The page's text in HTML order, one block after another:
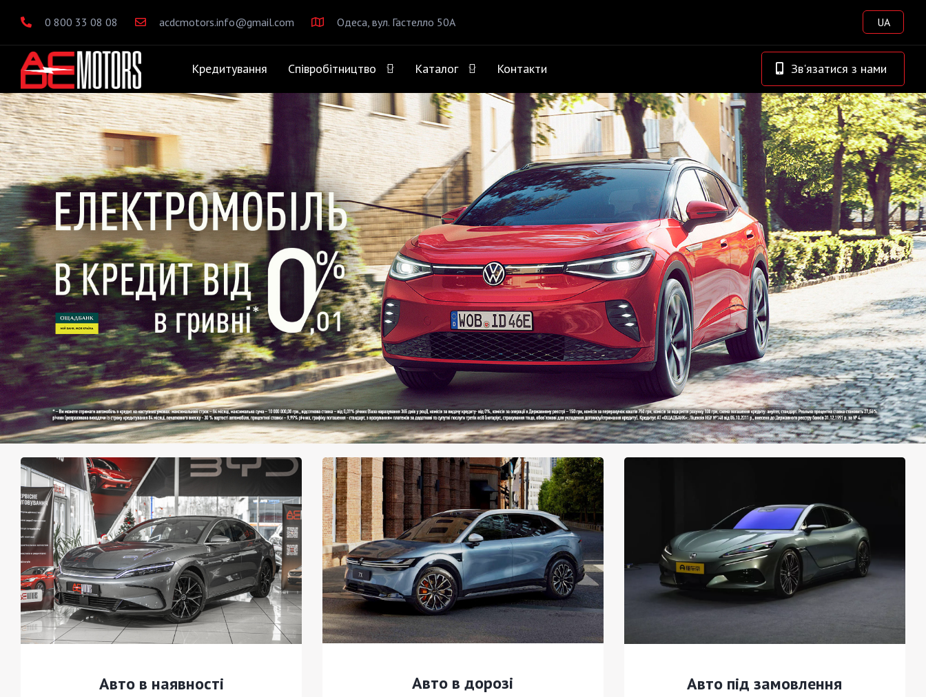
0 800 33 08 08 acdcmotors.info@gmail.com Одеса, вул. Гастелло 50А UA
Кредитування Співробітництво Каталог Контакти Зв'язатися з нами
Авто в наявності Авто в дорозі Авто під замовлення